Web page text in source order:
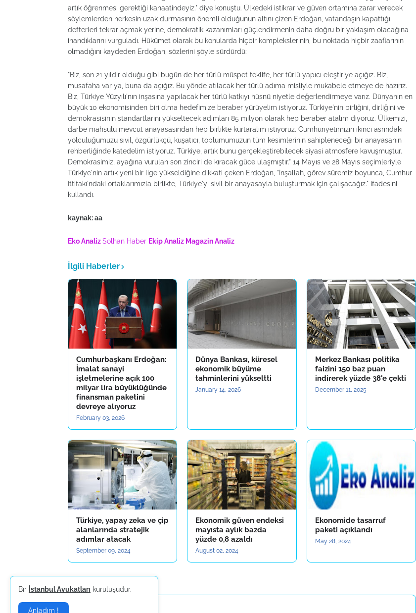
artık öğrenmesi gerektiği kanaatindeyiz." diye konuştu. Ülkedeki istikrar ve güven ortamına zarar verecek
söylemlerden herkesin uzak durmasının önemli olduğunun altını çizen Erdoğan, vatandaşın kapattığı
defterleri tekrar açmak yerine, demokratik kazanımları güçlendirmenin daha doğru bir yaklaşım olacağına
inandıklarını vurguladı. Hükümet olarak bu konularda hiçbir komplekslerinin, bu noktada hiçbir zaaflarının
olmadığını kaydeden Erdoğan, sözlerini şöyle sürdürdü:
"Biz, son 21 yıldır olduğu gibi bugün de her türlü müspet teklife, her türlü yapıcı eleştiriye açığız. Biz,
musafaha var ya, buna da açığız. Bu yönde atılacak her türlü adıma misliyle mukabele etmeye de hazırız.
Biz, Türkiye Yüzyılı'nın inşasına yapılacak her türlü katkıyı hüsnü niyetle değerlendirmeye varız. Dünyanın en
büyük 10 ekonomisinden biri olma hedefimize beraber yürüyelim istiyoruz. Türkiye'nin birliğini, dirliğini ve
demokrasisinin standartlarını yükseltecek adımları 85 milyon olarak hep beraber atalım diyoruz. Ülkemizi,
darbe mahsulü mevcut anayasasından hep birlikte kurtaralım istiyoruz. Cumhuriyetimizin ikinci asrındaki
yolculuğumuzu sivil, özgürlükçü, kuşatıcı, toplumumuzun tüm kesimlerinin sahipleneceği bir anayasanın
rehberliğinde katedelim istiyoruz. Türkiye, artık bunu gerçekleştirebilecek siyasi atmosfere kavuşmuştur.
Demokrasimiz, ayağına vurulan son zinciri de kıracak güce ulaşmıştır." 14 Mayıs ve 28 Mayıs seçimleriyle
Türkiye'nin artık yeni bir lige yükseldiğine dikkati çeken Erdoğan, "İnşallah, görev süremiz boyunca, Cumhur
İttifakı'ndaki ortaklarımızla birlikte, Türkiye'yi sivil bir anayasayla buluşturmak için çalışacağız." ifadesini
kullandı.
kaynak: aa
Eko AnalizSolhan Haber Ekip Analiz Magazin Analiz
İlgili Haberler
Cumhurbaşkanı Erdoğan:
İmalat sanayi
işletmelerine açık 100
milyar lira büyüklüğünde
finansman paketini
devreye alıyoruz
February 03, 2026
Dünya Bankası, küresel
ekonomik büyüme
tahminlerini yükseltti
January 14, 2026
Merkez Bankası politika
faizini 150 baz puan
indirerek yüzde 38'e çekti
December 11, 2025
Türkiye, yapay zeka ve çip
alanlarında stratejik
adımlar atacak
September 09, 2024
Ekonomik güven endeksi
mayısta aylık bazda
yüzde 0,8 azaldı
August 02, 2024
Ekonomide tasarruf
paketi açıklandı
May 28, 2024
Bir İstanbul Avukatları kuruluşudur.
Anladım !